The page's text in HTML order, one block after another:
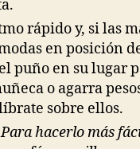
rápido y, si las
en posición
puño en su lugar
o agarra
sobre ellos.
hacerlo más